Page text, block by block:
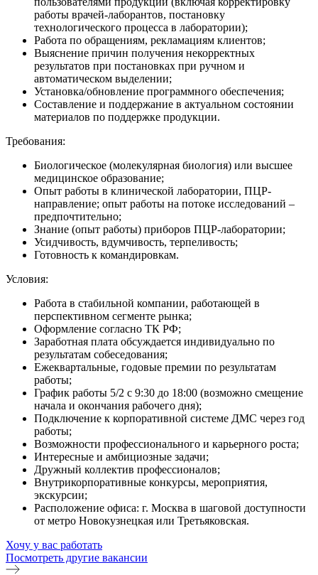
работы врачей-лаборантов, постановку
технологического процесса в лаборатории);
Работа по обращениям, рекламациям клиентов;
Выяснение причин получения некорректных
результатов при постановках при ручном и
автоматическом выделении;
Установка/обновление программного обеспечения;
Составление и поддержание в актуальном состоянии
материалов по поддержке продукции.
Требования:
Биологическое (молекулярная биология) или высшее
медицинское образование;
Опыт работы в клинической лаборатории, ПЦР-
направление; опыт работы на потоке исследований –
предпочтительно;
Знание (опыт работы) приборов ПЦР-лаборатории;
Усидчивость, вдумчивость, терпеливость;
Готовность к командировкам.
Условия:
Работа в стабильной компании, работающей в
перспективном сегменте рынка;
Оформление согласно ТК РФ;
Заработная плата обсуждается индивидуально по
результатам собеседования;
Ежеквартальные, годовые премии по результатам
работы;
График работы 5/2 с 9:30 до 18:00 (возможно смещение
начала и окончания рабочего дня);
Подключение к корпоративной системе ДМС через год
работы;
Возможности профессионального и карьерного роста;
Интересные и амбициозные задачи;
Дружный коллектив профессионалов;
Внутрикорпоративные конкурсы, мероприятия,
экскурсии;
Расположение офиса: г. Москва в шаговой доступности
от метро Новокузнецкая или Третьяковская.
Хочу у вас работать
Посмотреть другие вакансии